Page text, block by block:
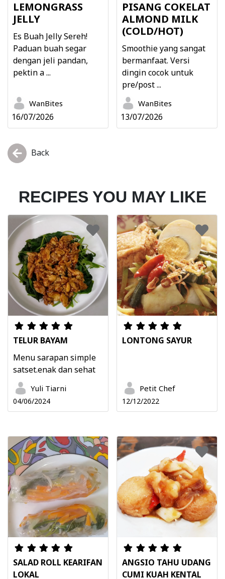
LEMONGRASS
JELLY
Es Buah Jelly Sereh!
Paduan buah segar
dengan jeli pandan,
pektin a ...
WanBites
16/07/2026
PISANG COKELAT
ALMOND MILK
(COLD/HOT)
Smoothie yang sangat
bermanfaat. Versi
dingin cocok untuk
pre/post ...
WanBites
13/07/2026
Back
RECIPES YOU MAY LIKE
TELUR BAYAM
Menu sarapan simple
satset.enak dan sehat
Yuli Tiarni
04/06/2024
LONTONG SAYUR
Petit Chef
12/12/2022
SALAD ROLL KEARIFAN
LOKAL
ANGSIO TAHU UDANG
CUMI KUAH KENTAL